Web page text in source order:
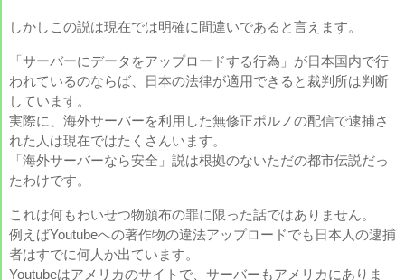
しかしこの説は現在では明確に間違いであると言えます。
「サーバーにデータをアップロードする行為」が日本国内で行
われているのならば、日本の法律が適用できると裁判所は判断
しています。
実際に、海外サーバーを利用した無修正ポルノの配信で逮捕さ
れた人は現在ではたくさんいます。
「海外サーバーなら安全」説は根拠のないただの都市伝説だっ
たわけです。
これは何もわいせつ物頒布の罪に限った話ではありません。
例えばYoutubeへの著作物の違法アップロードでも日本人の逮捕
者はすでに何人か出ています。
Youtubeはアメリカのサイトで、サーバーもアメリカにありま